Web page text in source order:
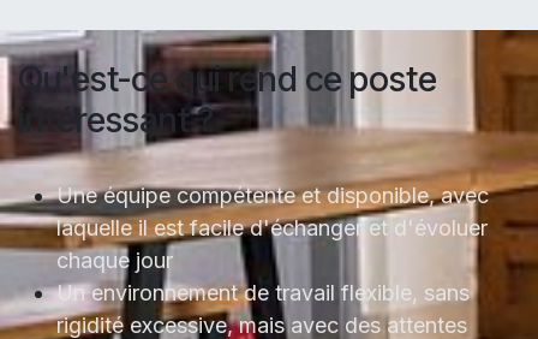
Qu'est-ce qui rend ce poste
intéressant ?
Une équipe compétente et disponible, avec
laquelle il est facile d'échanger et d'évoluer
chaque jour
Un environnement de travail flexible, sans
rigidité excessive, mais avec des attentes